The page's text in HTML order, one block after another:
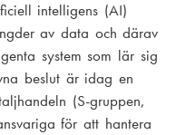
intelligens (AI)
av data och därav
system som lär sig
beslut är idag en
(S-gruppen,
för att hantera